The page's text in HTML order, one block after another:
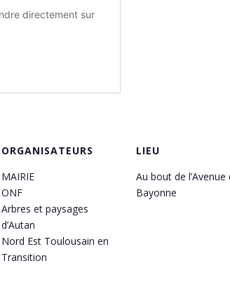
ORGANISATEURS
MAIRIE
ONF
Arbres et paysages
d’Autan
Nord Est Toulousain en
Transition
LIEU
Au bout de l’Avenue
Bayonne